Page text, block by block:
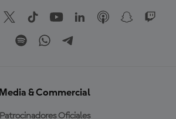
Media & Commercial
Patrocinadores Oficiales